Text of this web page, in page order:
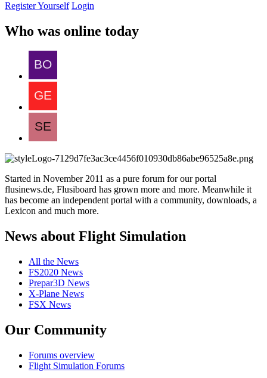
Register Yourself Login
Who was online today
Started in November 2011 as a pure forum for our portal
flusinews.de, Flusiboard has grown more and more. Meanwhile it
has become an independent portal with a community, downloads, a
Lexicon and much more.
News about Flight Simulation
All the News
FS2020 News
Prepar3D News
X-Plane News
FSX News
Our Community
Forums overview
Flight Simulation Forums